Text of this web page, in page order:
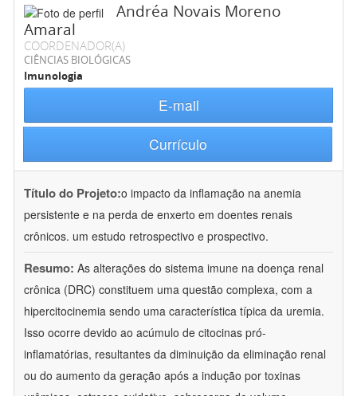
Andréa Novais Moreno
Amaral
COORDENADOR(A)
CIÊNCIAS BIOLÓGICAS
Imunologia
E-mail
Currículo
Título do Projeto:o impacto da inflamação na anemia
persistente e na perda de enxerto em doentes renais
crônicos. um estudo retrospectivo e prospectivo.
Resumo: As alterações do sistema imune na doença renal
crônica (DRC) constituem uma questão complexa, com a
hipercitocinemia sendo uma característica típica da uremia.
Isso ocorre devido ao acúmulo de citocinas pró-
inflamatórias, resultantes da diminuição da eliminação renal
ou do aumento da geração após a indução por toxinas